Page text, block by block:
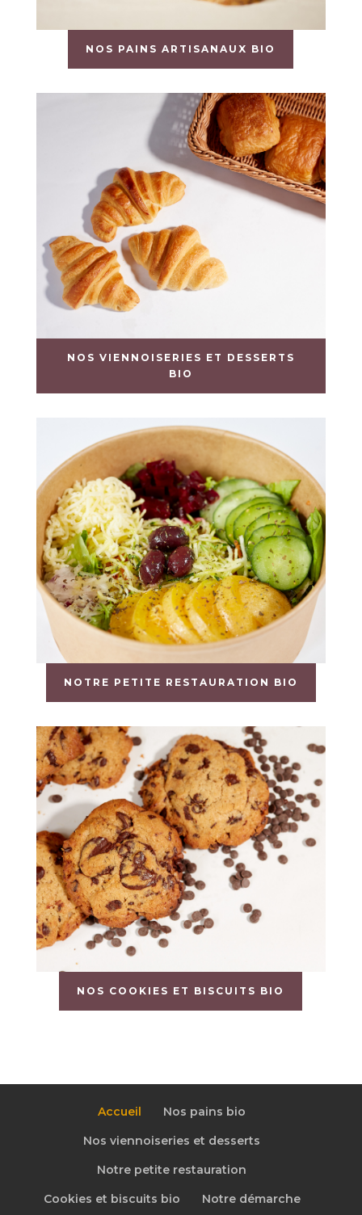
NOS PAINS ARTISANAUX BIO
NOS VIENNOISERIES ET DESSERTS
BIO
NOTRE PETITE RESTAURATION BIO
NOS COOKIES ET BISCUITS BIO
Accueil
Nos pains bio
Nos viennoiseries et desserts
Notre petite restauration
Cookies et biscuits bio
Notre démarche